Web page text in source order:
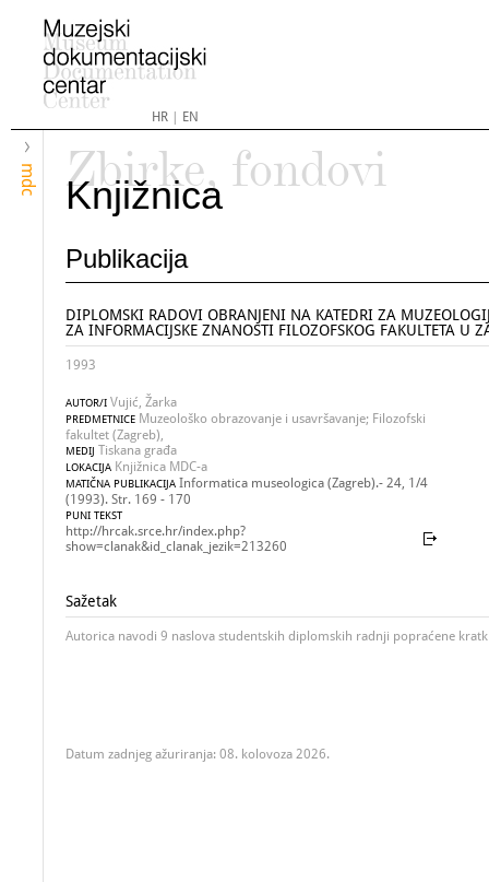
HR| EN
mdc
Zbirke, fondovi
Knjižnica
Publikacija
DIPLOMSKI RADOVI OBRANJENI NA KATEDRI ZA
ZA INFORMACIJSKE ZNANOSTI FILOZOFSKOG FAKULTETA U
1993
AUTOR/I Vujić, Žarka
PREDMETNICE Muzeološko obrazovanje i usavršavanje; Filozofski
fakultet (Zagreb),
MEDIJ Tiskana građa
LOKACIJA Knjižnica MDC-a
MATIČNA PUBLIKACIJA Informatica museologica (Zagreb).- 24, 1/4
(1993). Str. 169 - 170
PUNI TEKST
http://hrcak.srce.hr/index.php?
show=clanak&id_clanak_jezik=213260
Sažetak
Autorica navodi 9 naslova studentskih diplomskih radnji popraćene
Datum zadnjeg ažuriranja: 08. kolovoza 2026.